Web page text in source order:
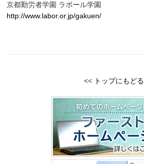
京都勤労者学園 ラボール学園
http://www.labor.or.jp/gakuen/
<< トップにもどる